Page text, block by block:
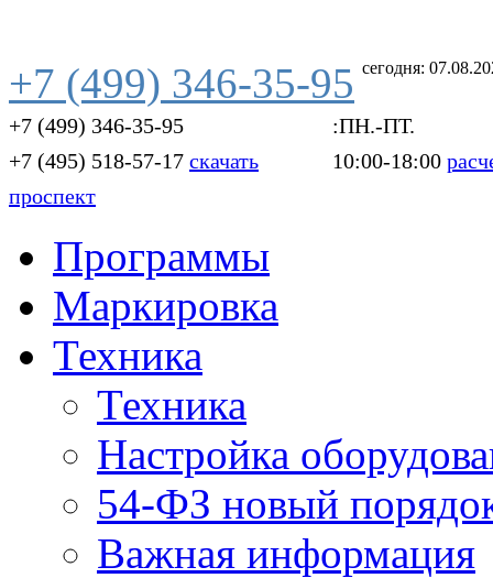
сегодня:
+7 (499) 346-35-95
+7 (499) 346-35-95
+7 (495) 518-57-17 скачать
проспект
:ПН.-ПТ.
10:00-18:00
Программы
Маркировка
Техника
Техника
Настройка
54-ФЗ новый
Важная информация